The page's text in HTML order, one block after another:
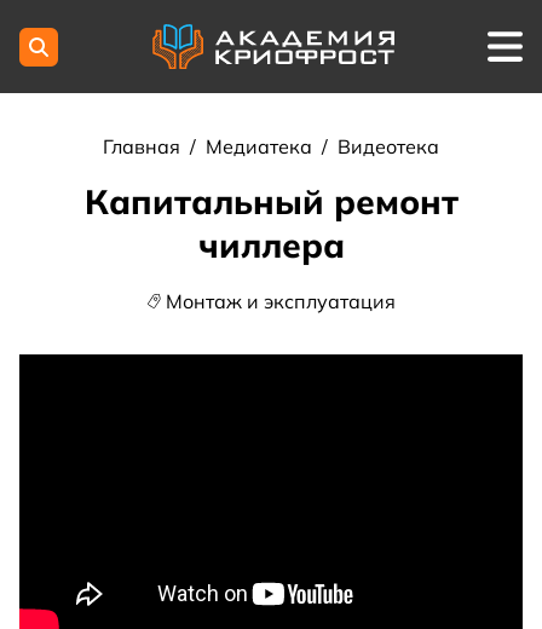
Главная / Медиатека / Видеотека
Капитальный ремонт
чиллера
Монтаж и эксплуатация